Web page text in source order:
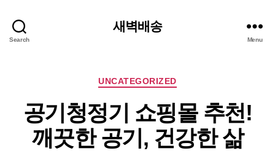
Search
새벽배송
Menu
Categories
UNCATEGORIZED
공기청정기 쇼핑몰 추천!
깨끗한 공기, 건강한 삶